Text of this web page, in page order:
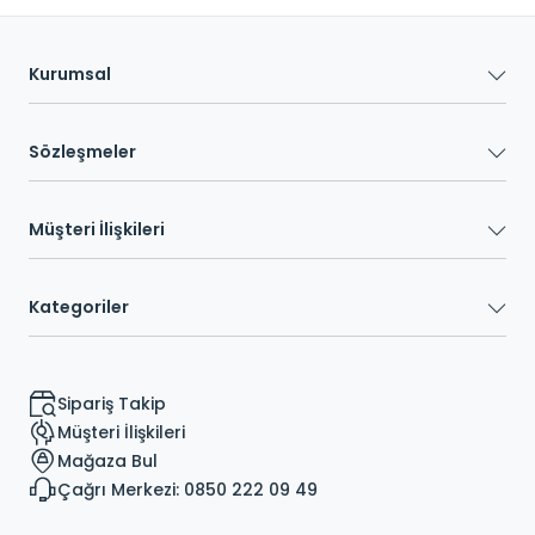
Kurumsal
Sözleşmeler
Müşteri İlişkileri
Kategoriler
Sipariş Takip
Müşteri İlişkileri
Mağaza Bul
Çağrı Merkezi: 0850 222 09 49